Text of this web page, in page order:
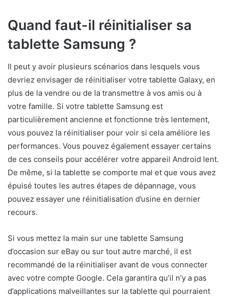
Quand faut-il réinitialiser sa
tablette Samsung ?
Il peut y avoir plusieurs scénarios dans lesquels vous
devriez envisager de réinitialiser votre tablette Galaxy, en
plus de la vendre ou de la transmettre à vos amis ou à
votre famille. Si votre tablette Samsung est
particulièrement ancienne et fonctionne très lentement,
vous pouvez la réinitialiser pour voir si cela améliore les
performances. Vous pouvez également essayer certains
de ces conseils pour accélérer votre appareil Android lent.
De même, si la tablette se comporte mal et que vous avez
épuisé toutes les autres étapes de dépannage, vous
pouvez essayer une réinitialisation d’usine en dernier
recours.
Si vous mettez la main sur une tablette Samsung
d’occasion sur eBay ou sur tout autre marché, il est
recommandé de la réinitialiser avant de vous connecter
avec votre compte Google. Cela garantira qu’il n’y a pas
d’applications malveillantes sur la tablette qui pourraient